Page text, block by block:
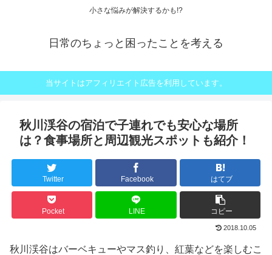
小さな悩みが解決するかも!?
日常のちょっと困ったことを考える
当サイトはアフィリエイト広告を利用しています。
秋川渓谷の宿泊で子連れでも安心な場所
は？食事場所と周辺観光スポットも紹介！
Twitter Facebook はてブ
Pocket LINE コピー
2018.10.05
秋川渓谷はバーベキューやマス釣り、紅葉などを楽しむこ